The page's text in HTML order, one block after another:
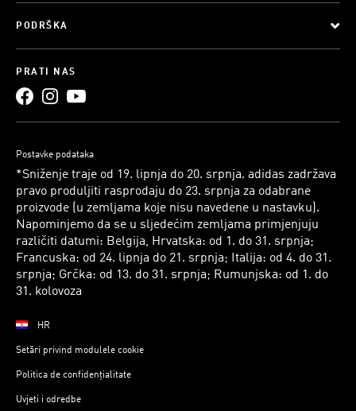
PODRŠKA
PRATI NAS
Postavke podataka
*Sniženje traje od 19. lipnja do 20. srpnja. adidas zadržava
pravo produljiti rasprodaju do 23. srpnja za odabrane
proizvode (u zemljama koje nisu navedene u nastavku).
Napominjemo da se u sljedećim zemljama primjenjuju
različiti datumi: Belgija, Hrvatska: od 1. do 31. srpnja;
Francuska: od 24. lipnja do 21. srpnja; Italija: od 4. do 31.
srpnja; Grčka: od 13. do 31. srpnja; Rumunjska: od 1. do
31. kolovoza
HR
Setări privind modulele cookie
Politica de confidențialitate
Uvjeti i odredbe